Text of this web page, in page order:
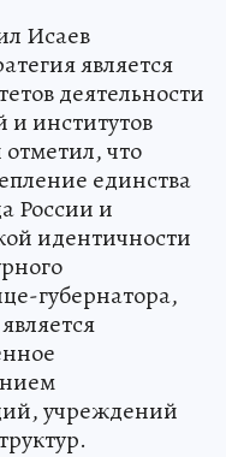
Исаев
является
деятельности
и институтов
что
единства
России и
идентичности
губернатора,
учреждений